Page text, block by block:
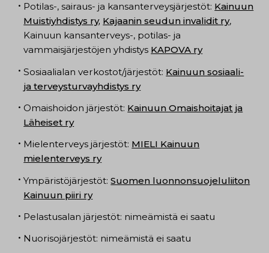
Potilas-, sairaus- ja kansanterveysjärjestöt: Kainuun
Muistiyhdistys ry, Kajaanin seudun invalidit ry,
Kainuun kansanterveys-, potilas- ja
vammaisjärjestöjen yhdistys KAPOVA ry
Sosiaalialan verkostot/järjestöt: Kainuun sosiaali-
ja terveysturvayhdistys ry
Omaishoidon järjestöt: Kainuun Omaishoitajat ja
Läheiset ry
Mielenterveys järjestöt: MIELI Kainuun
mielenterveys ry
Ympäristöjärjestöt:Suomen luonnonsuojeluliiton
Kainuun piiri ry
Pelastusalan järjestöt: nimeämistä ei saatu
Nuorisojärjestöt: nimeämistä ei saatu